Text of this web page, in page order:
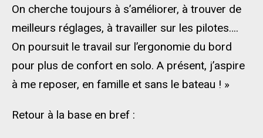
On cherche toujours à s’améliorer, à trouver de
meilleurs réglages, à travailler sur les pilotes….
On poursuit le travail sur l’ergonomie du bord
pour plus de confort en solo. A présent, j’aspire
à me reposer, en famille et sans le bateau ! »
Retour à la base en bref :